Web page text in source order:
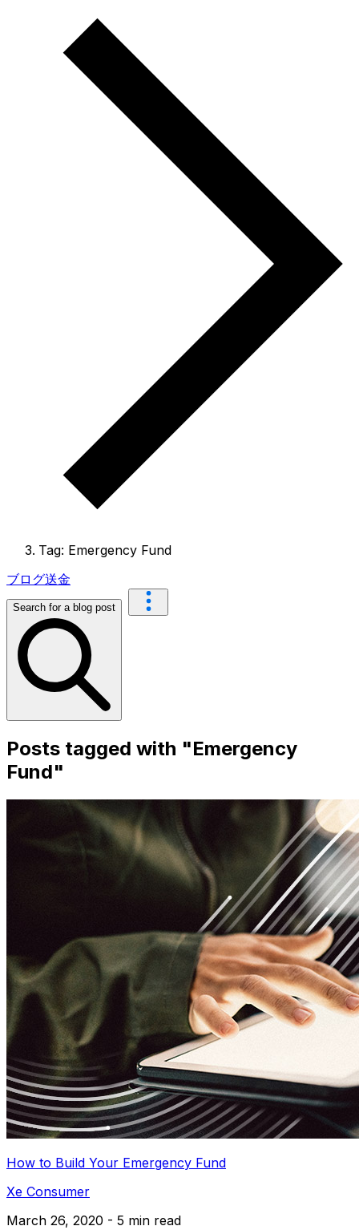
Tag: Emergency Fund
ブログ送金
Search for a blog post
Posts tagged with "Emergency
Fund"
How to Build Your Emergency Fund
Xe Consumer
March 26, 2020 - 5 min read